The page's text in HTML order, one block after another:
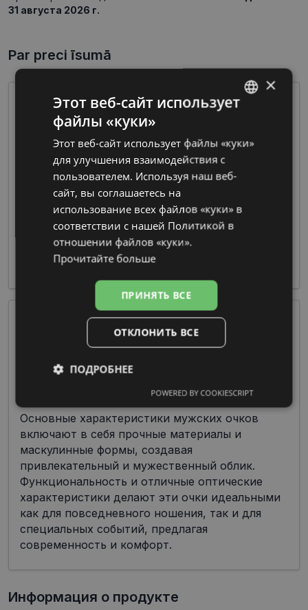
31 августа 2026 г.
Par preci īsumā
Очки из пластмассы предлагают широкие
возможности по цветовой гамме и дизайну
при изготовлении оправы, что делает их
чрезвычайно популярными среди дизайнеров
и производителей.
Основные характеристики мужских очков
включают в себя прочные материалы и
маскулинные формы, создавая
привлекательный и мужественный облик.
Функциональность и отличные оптические
характеристики делают эти очки идеальными
как для повседневного ношения, так и для
специальных событий, предлагая
современность и комфорт.
Информация о продукте
RUSSIAN
×
Этот веб-сайт использует
файлы «куки»
Этот веб-сайт использует файлы «куки»
для улучшения взаимодействия с
пользователем. Используя наш веб-
сайт, вы соглашаетесь на
использование всех файлов «куки» в
соответствии с нашей Политикой в ​​
отношении файлов «куки».
Прочитайте больше
ПРИНЯТЬ ВСЕ
ОТКЛОНИТЬ ВСЕ
ПОДРОБНЕЕ
Аналитические
Целевые Функциональные
Неклассифицированные
Обязательные
Аналитические
POWERED BY COOKIESCRIPT